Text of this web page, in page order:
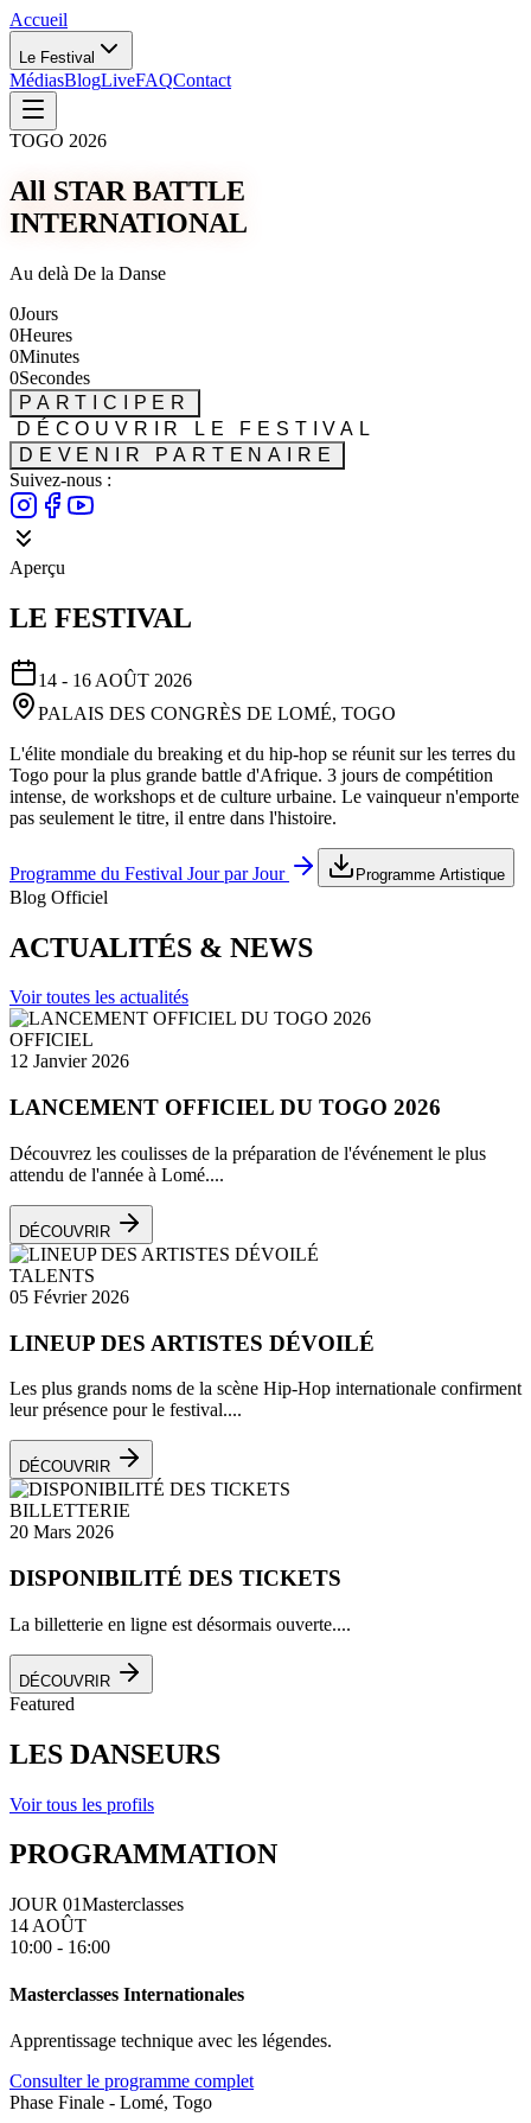
Accueil
Le Festival
MédiasBlogLiveFAQContact
TOGO 2026
All STAR BATTLE
INTERNATIONAL
Au delà De la Danse
0Jours
0Heures
0Minutes
0Secondes
PARTICIPER
DÉCOUVRIR LE FESTIVAL
DEVENIR PARTENAIRE
Suivez-nous :
Aperçu
LE FESTIVAL
14 - 16 AOÛT 2026
PALAIS DES CONGRÈS DE LOMÉ, TOGO
L'élite mondiale du breaking et du hip-hop se réunit sur les terres du
Togo pour la plus grande battle d'Afrique. 3 jours de compétition
intense, de workshops et de culture urbaine. Le vainqueur n'emporte
pas seulement le titre, il entre dans l'histoire.
Programme du Festival Jour par Jour Programme Artistique
Blog Officiel
ACTUALITÉS & NEWS
Voir toutes les actualités
OFFICIEL
12 Janvier 2026
LANCEMENT OFFICIEL DU TOGO 2026
Découvrez les coulisses de la préparation de l'événement le plus
attendu de l'année à Lomé....
DÉCOUVRIR
TALENTS
05 Février 2026
LINEUP DES ARTISTES DÉVOILÉ
Les plus grands noms de la scène Hip-Hop internationale confirment
leur présence pour le festival....
DÉCOUVRIR
BILLETTERIE
20 Mars 2026
DISPONIBILITÉ DES TICKETS
La billetterie en ligne est désormais ouverte....
DÉCOUVRIR
Featured
LES DANSEURS
Voir tous les profils
PROGRAMMATION
JOUR 01Masterclasses
14 AOÛT
10:00 - 16:00
Masterclasses Internationales
Apprentissage technique avec les légendes.
Consulter le programme complet
Phase Finale - Lomé, Togo